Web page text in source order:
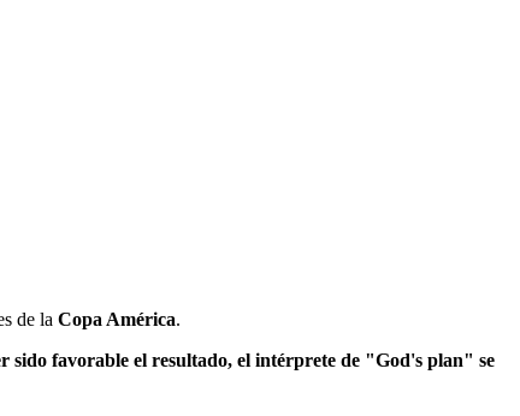
de la Copa América.
sido favorable el resultado, el intérprete de "God's plan" se